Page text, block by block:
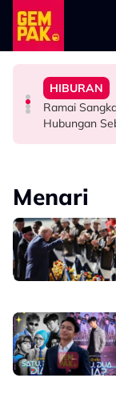
Skip to main content
HIBURAN
Impian Yusry
“Bila Saya
HIBURAN
Ramai
Hubungan
HIBURAN
“Ramai Pihak
Untuk…” -
HIBURAN
Zain Saidin
Bawa Watak
Menyerlah…”
Menari